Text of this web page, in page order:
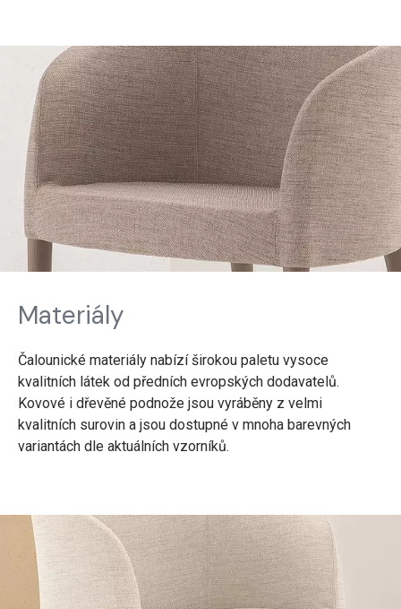
Materiály
Čalounické materiály nabízí širokou paletu vysoce
kvalitních látek od předních evropských dodavatelů.
Kovové i dřevěné podnože jsou vyráběny z velmi
kvalitních surovin a jsou dostupné v mnoha barevných
variantách dle aktuálních vzorníků.